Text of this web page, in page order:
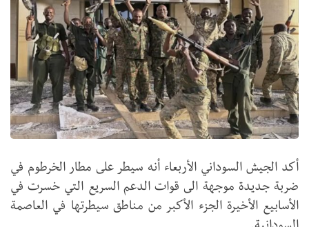
أكد الجيش السوداني الأربعاء أنه سيطر على مطار الخرطوم في
ضربة جديدة موجهة الى قوات الدعم السريع التي خسرت في
الأسابيع الأخيرة الجزء الأكبر من مناطق سيطرتها في العاصمة